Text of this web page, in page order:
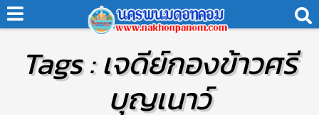
Tags : เจดีย์กองข้าวศรี
บุญเนาว์